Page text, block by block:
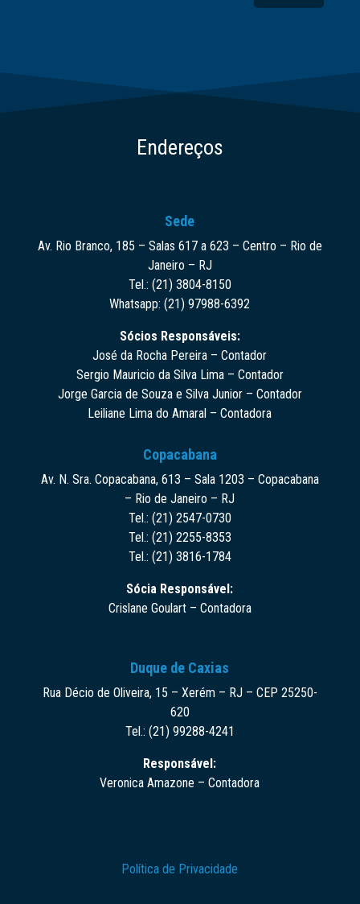
Endereços
Sede
Av. Rio Branco, 185 – Salas 617 a 623 – Centro – Rio de
Janeiro – RJ
Tel.: (21) 3804-8150
Whatsapp: (21) 97988-6392
Sócios Responsáveis:
José da Rocha Pereira – Contador
Sergio Mauricio da Silva Lima – Contador
Jorge Garcia de Souza e Silva Junior – Contador
Leiliane Lima do Amaral – Contadora
Copacabana
Av. N. Sra. Copacabana, 613 – Sala 1203 – Copacabana
– Rio de Janeiro – RJ
Tel.: (21) 2547-0730
Tel.: (21) 2255-8353
Tel.: (21) 3816-1784
Sócia Responsável:
Crislane Goulart – Contadora
Duque de Caxias
Rua Décio de Oliveira, 15 – Xerém – RJ – CEP 25250-
620
Tel.: (21) 99288-4241
Responsável:
Veronica Amazone – Contadora
Política de Privacidade